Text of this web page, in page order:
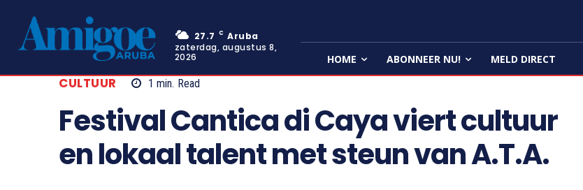
27.7 C Aruba
zaterdag, augustus 8,
2026
HOME ABONNEER NU! MELD DIRECT
CULTUUR 1 min. Read
Festival Cantica di Caya viert cultuur
en lokaal talent met steun van A.T.A.